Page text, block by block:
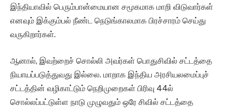
இந்தியாவில் பெரும்பான்மையான சமூகமாக மாறி விடுவார்கள்
எனவும் இக்கும்பல் நீண்ட நெடுங்காலமாக பிரச்சாரம் செய்து
வருகிறார்கள்.
ஆனால், இவற்றைச் சொல்லி அவர்கள் பொதுசிவில் சட்டத்தை
நியாயப்படுத்துவது இல்லை. மாறாக இந்திய அரசியலமைப்புச்
சட்டத்தின் வழிகாட்டும் நெறிமுறைகள் பிரிவு 44ல்
சொல்லப்பட்டுள்ள நாடு முழுவதும் ஒரே சிவில் சட்டத்தை